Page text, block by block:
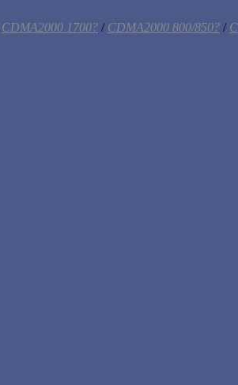
CDMA2000 1700? / CDMA2000 800/850? /